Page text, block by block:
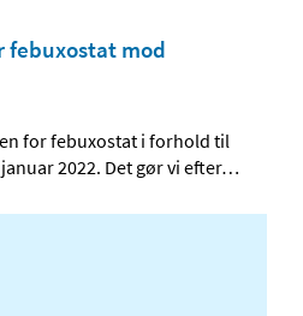
febuxostat mod
for febuxostat i forhold til
2022. Det gør vi efter…